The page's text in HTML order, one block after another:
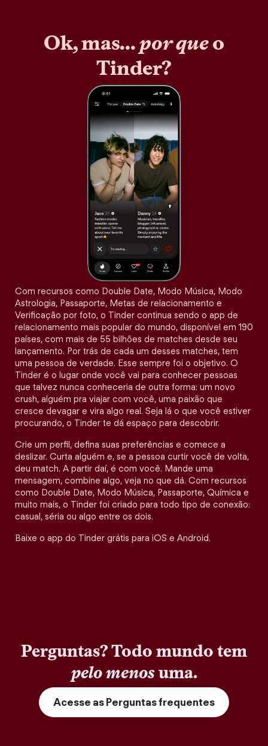
Ok, mas...por queo
Tinder?
Com recursos como Double Date, Modo Música, Modo
Astrologia, Passaporte, Metas de relacionamento e
Verificação por foto, o Tinder continua sendo o app de
relacionamento mais popular do mundo, disponível em 190
países, com mais de 55 bilhões de matches desde seu
lançamento. Por trás de cada um desses matches, tem
uma pessoa de verdade. Esse sempre foi o objetivo. O
Tinder é o lugar onde você vai para conhecer pessoas
que talvez nunca conheceria de outra forma: um novo
crush, alguém pra viajar com você, uma paixão que
cresce devagar e vira algo real. Seja lá o que você estiver
procurando, o Tinder te dá espaço para descobrir.
Crie um perfil, defina suas preferências e comece a
deslizar. Curta alguém e, se a pessoa curtir você de volta,
deu match. A partir daí, é com você. Mande uma
mensagem, combine algo, veja no que dá. Com recursos
como Double Date, Modo Música, Passaporte, Química e
muito mais, o Tinder foi criado para todo tipo de conexão:
casual, séria ou algo entre os dois.
Baixe o app do Tinder grátis para iOS e Android.
Perguntas? Todo mundo tem
pelo menosuma.
Acesse as Perguntas frequentes